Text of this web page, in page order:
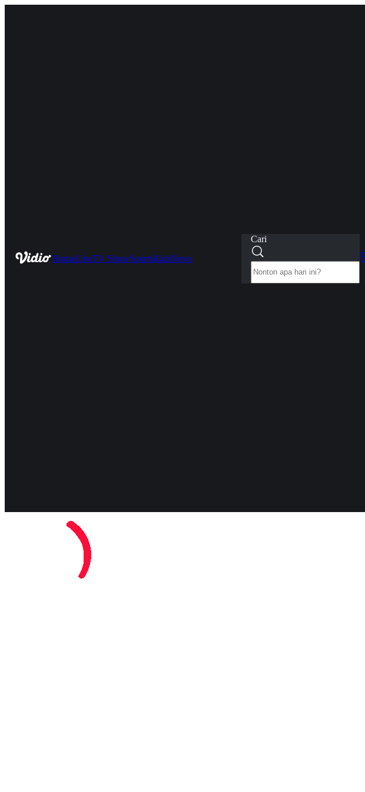
HomeLiveTV ShowSportsKidsNews
Cari